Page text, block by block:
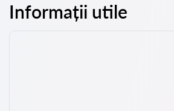
Informații utile